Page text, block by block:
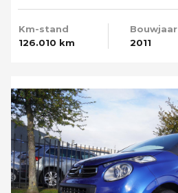
Km-stand
126.010 km
Bouwjaar
2011